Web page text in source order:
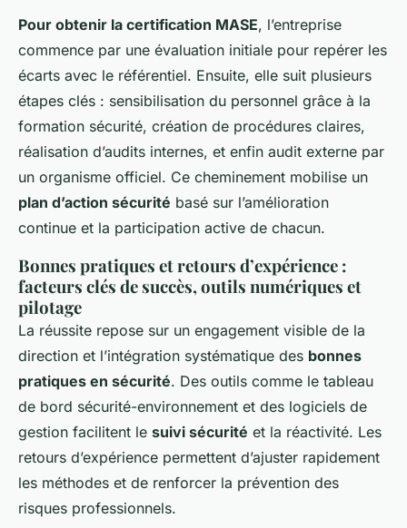
Pour obtenir la certification MASE, l’entreprise
commence par une évaluation initiale pour repérer les
écarts avec le référentiel. Ensuite, elle suit plusieurs
étapes clés : sensibilisation du personnel grâce à la
formation sécurité, création de procédures claires,
réalisation d’audits internes, et enfin audit externe par
un organisme officiel. Ce cheminement mobilise un
plan d’action sécurité basé sur l’amélioration
continue et la participation active de chacun.
Bonnes pratiques et retours d’expérience :
facteurs clés de succès, outils numériques et
pilotage
La réussite repose sur un engagement visible de la
direction et l’intégration systématique des bonnes
pratiques en sécurité. Des outils comme le tableau
de bord sécurité-environnement et des logiciels de
gestion facilitent le suivi sécurité et la réactivité. Les
retours d’expérience permettent d’ajuster rapidement
les méthodes et de renforcer la prévention des
risques professionnels.